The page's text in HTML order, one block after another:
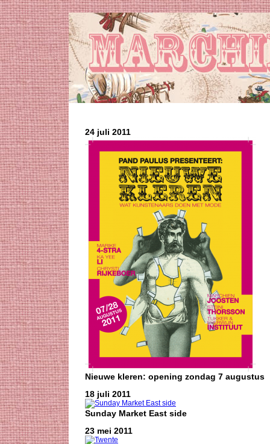
24 juli 2011
Nieuwe kleren: opening zondag 7 augustus
18 juli 2011
Sunday Market East side
23 mei 2011